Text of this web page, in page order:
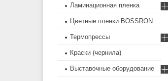
Ламинационная пленка
Цветные пленки BOSSRON
Термопрессы
Краски (чернила)
Выставочные оборудование